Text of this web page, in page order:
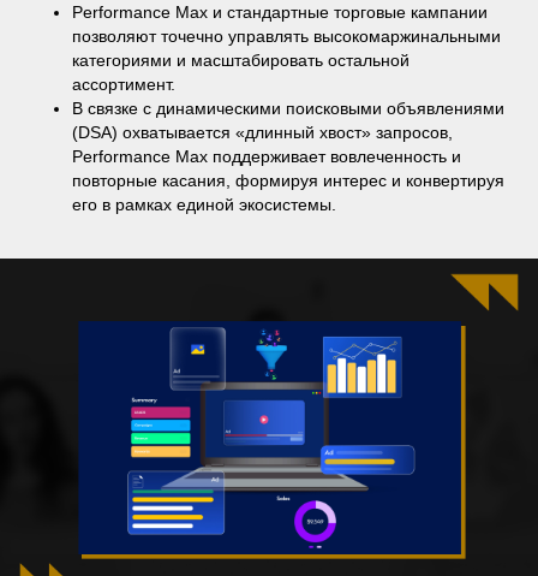
Performance Max и стандартные торговые кампании
позволяют точечно управлять высокомаржинальными
категориями и масштабировать остальной
ассортимент.
В связке с динамическими поисковыми объявлениями
(DSA) охватывается «длинный хвост» запросов,
Performance Max поддерживает вовлеченность и
повторные касания, формируя интерес и конвертируя
его в рамках единой экосистемы.